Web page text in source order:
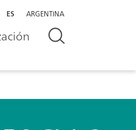
ES ARGENTINA